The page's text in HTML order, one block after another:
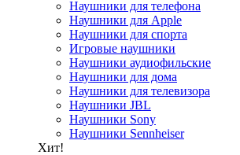
Наушники для телефона
Наушники для Apple
Наушники для спорта
Игровые наушники
Наушники аудиофильские
Наушники для дома
Наушники для телевизора
Наушники JBL
Наушники Sony
Наушники Sennheiser
Хит!